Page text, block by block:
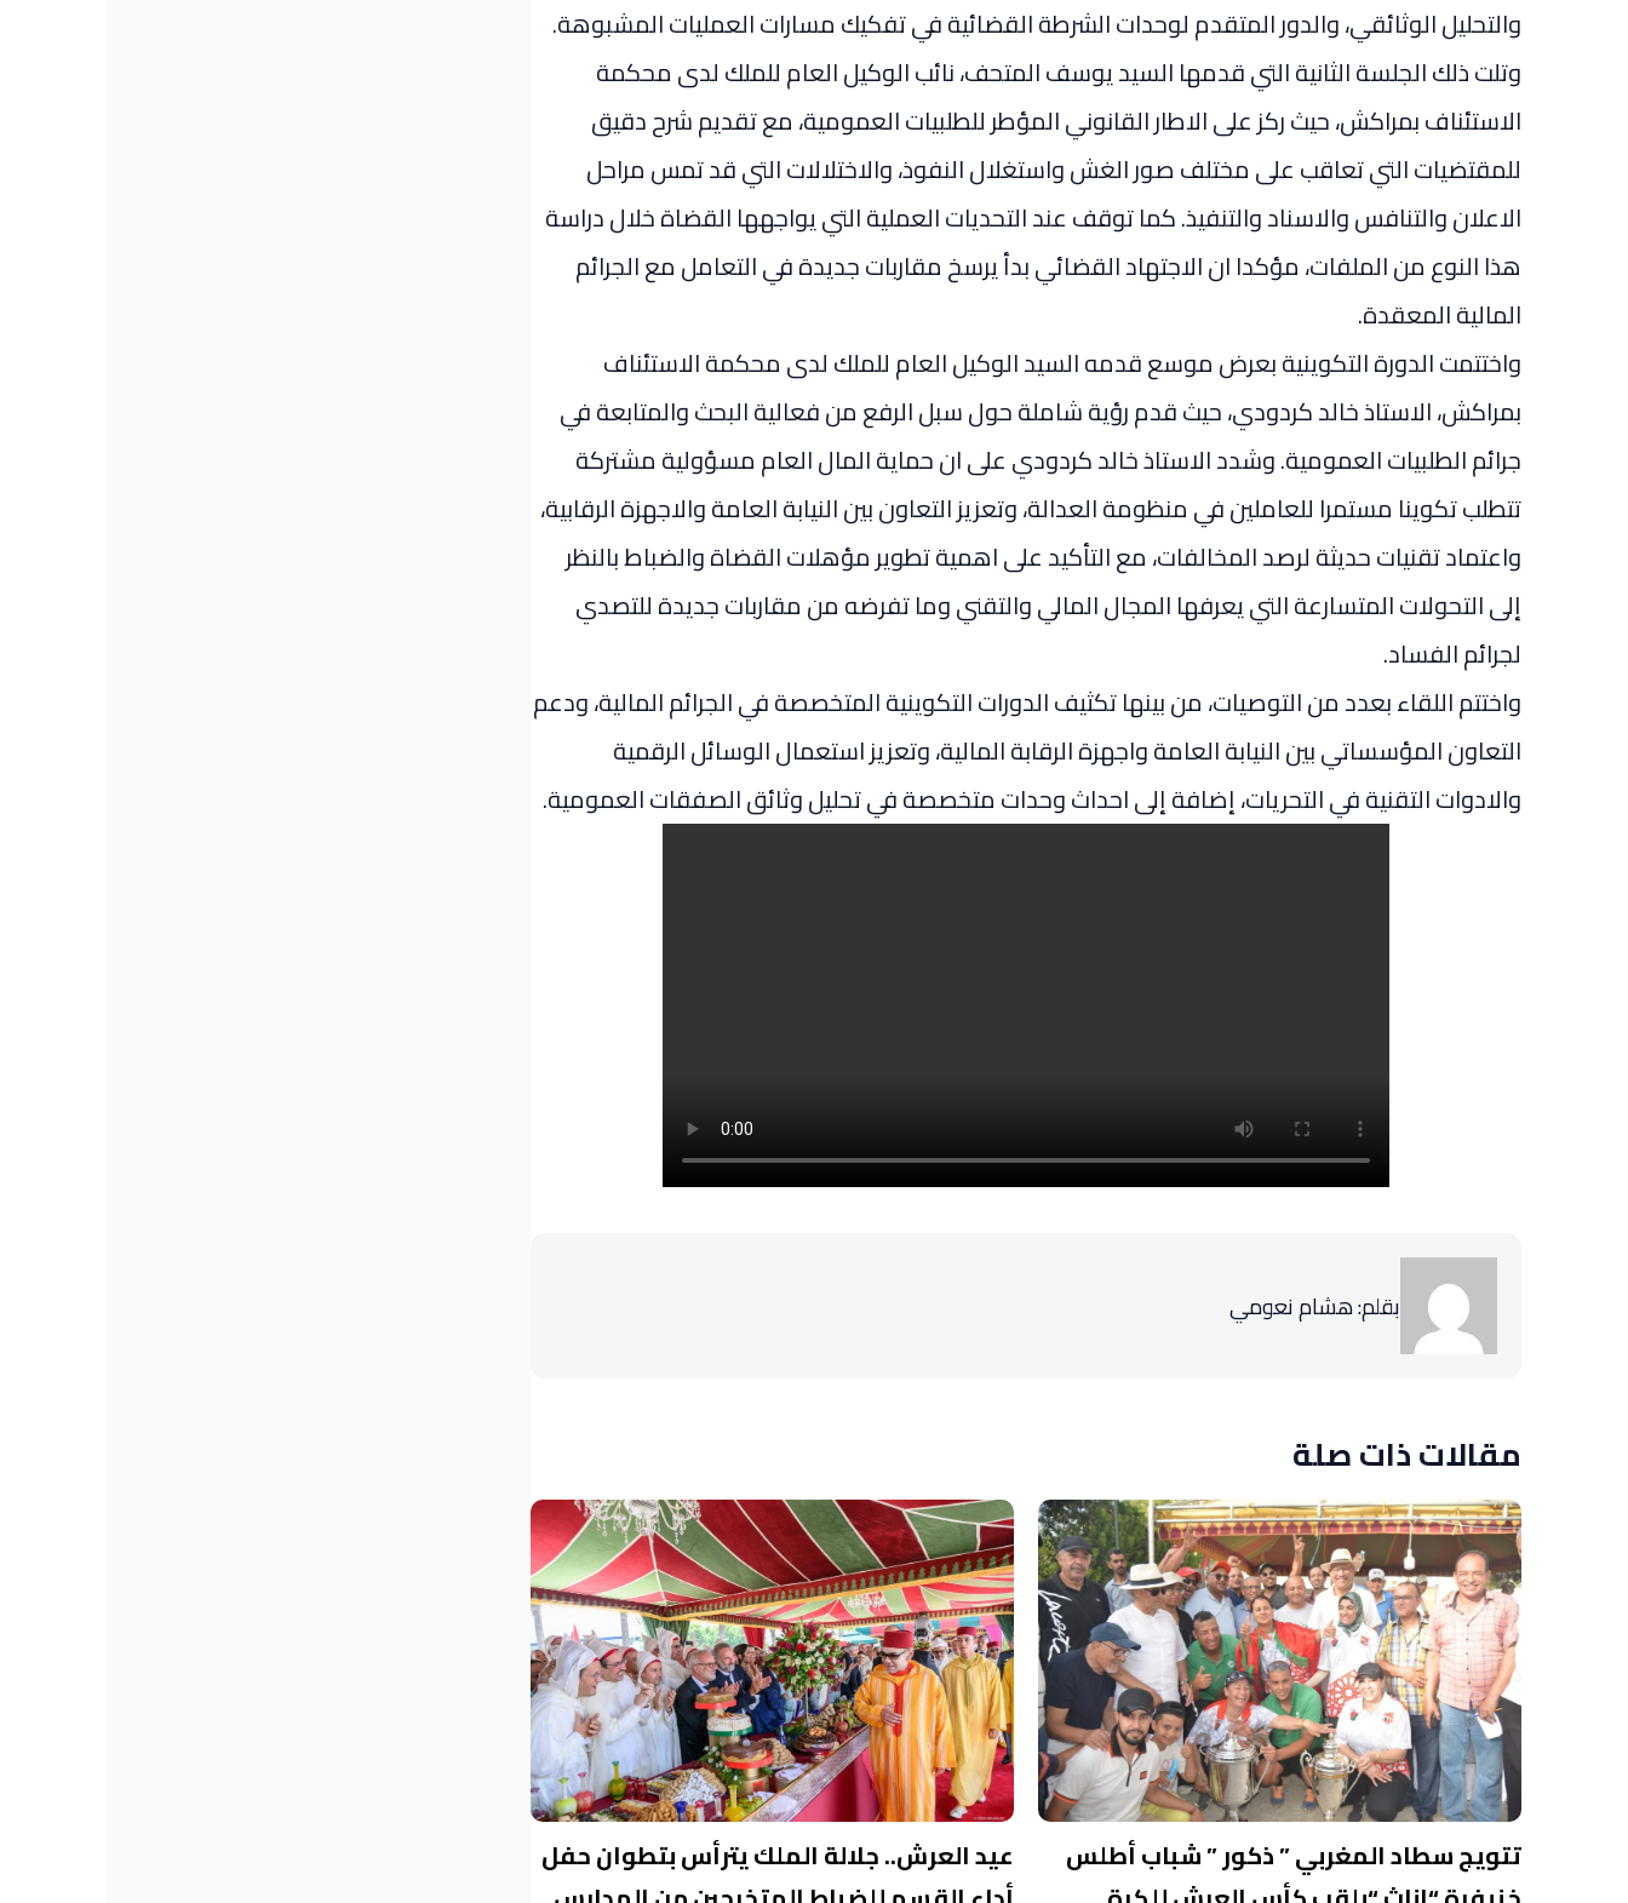
والتحليل الوثائقي، والدور المتقدم لوحدات الشرطة القضائية في تفكيك مسارات العمليات المشبوهة.
وتلت ذلك الجلسة الثانية التي قدمها السيد يوسف المتحف، نائب الوكيل العام للملك لدى محكمة
الاستئناف بمراكش، حيث ركز على الاطار القانوني المؤطر للطلبيات العمومية، مع تقديم شرح دقيق
للمقتضيات التي تعاقب على مختلف صور الغش واستغلال النفوذ، والاختلالات التي قد تمس مراحل
الاعلان والتنافس والاسناد والتنفيذ. كما توقف عند التحديات العملية التي يواجهها القضاة خلال دراسة
هذا النوع من الملفات، مؤكدا ان الاجتهاد القضائي بدأ يرسخ مقاربات جديدة في التعامل مع الجرائم
المالية المعقدة.
واختتمت الدورة التكوينية بعرض موسع قدمه السيد الوكيل العام للملك لدى محكمة الاستئناف
بمراكش، الاستاذ خالد كردودي، حيث قدم رؤية شاملة حول سبل الرفع من فعالية البحث والمتابعة في
جرائم الطلبيات العمومية. وشدد الاستاذ خالد كردودي على ان حماية المال العام مسؤولية مشتركة
تتطلب تكوينا مستمرا للعاملين في منظومة العدالة، وتعزيز التعاون بين النيابة العامة والاجهزة الرقابية،
واعتماد تقنيات حديثة لرصد المخالفات، مع التأكيد على اهمية تطوير مؤهلات القضاة والضباط بالنظر
إلى التحولات المتسارعة التي يعرفها المجال المالي والتقني وما تفرضه من مقاربات جديدة للتصدي
لجرائم الفساد.
واختتم اللقاء بعدد من التوصيات، من بينها تكثيف الدورات التكوينية المتخصصة في الجرائم المالية، ودعم
التعاون المؤسساتي بين النيابة العامة واجهزة الرقابة المالية، وتعزيز استعمال الوسائل الرقمية
والادوات التقنية في التحريات، إضافة إلى احداث وحدات متخصصة في تحليل وثائق الصفقات العمومية.
بقلم: هشام نعومي
مقالات ذات صلة
تتويج سطاد المغربي ” ذكور ” شباب أطلس
عيد العرش.. جلالة الملك يترأس بتطوان حفل